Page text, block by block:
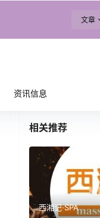
文章
资讯信息
相关推荐
西湘记·SPA